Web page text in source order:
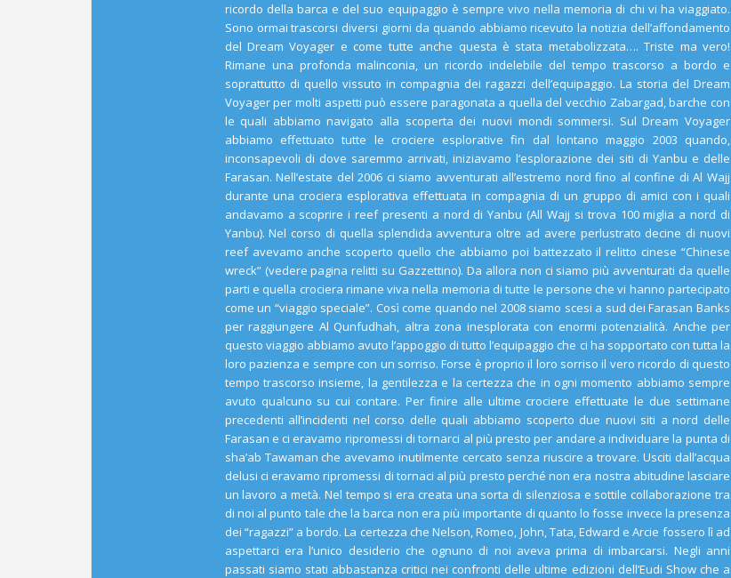
ricordo della barca e del suo equipaggio è sempre vivo nella memoria di chi vi ha viaggiato.
Sono ormai trascorsi diversi giorni da quando abbiamo ricevuto la notizia dell’affondamento
del Dream Voyager e come tutte anche questa è stata metabolizzata…. Triste ma vero!
Rimane una profonda malinconia, un ricordo indelebile del tempo trascorso a bordo e
soprattutto di quello vissuto in compagnia dei ragazzi dell’equipaggio. La storia del Dream
Voyager per molti aspetti può essere paragonata a quella del vecchio Zabargad, barche con
le quali abbiamo navigato alla scoperta dei nuovi mondi sommersi. Sul Dream Voyager
abbiamo effettuato tutte le crociere esplorative fin dal lontano maggio 2003 quando,
inconsapevoli di dove saremmo arrivati, iniziavamo l’esplorazione dei siti di Yanbu e delle
Farasan. Nell’estate del 2006 ci siamo avventurati all’estremo nord fino al confine di Al Wajj
durante una crociera esplorativa effettuata in compagnia di un gruppo di amici con i quali
andavamo a scoprire i reef presenti a nord di Yanbu (All Wajj si trova 100 miglia a nord di
Yanbu). Nel corso di quella splendida avventura oltre ad avere perlustrato decine di nuovi
reef avevamo anche scoperto quello che abbiamo poi battezzato il relitto cinese “Chinese
wreck” (vedere pagina relitti su Gazzettino). Da allora non ci siamo più avventurati da quelle
parti e quella crociera rimane viva nella memoria di tutte le persone che vi hanno partecipato
come un “viaggio speciale”. Così come quando nel 2008 siamo scesi a sud dei Farasan Banks
per raggiungere Al Qunfudhah, altra zona inesplorata con enormi potenzialità. Anche per
questo viaggio abbiamo avuto l’appoggio di tutto l’equipaggio che ci ha sopportato con tutta la
loro pazienza e sempre con un sorriso. Forse è proprio il loro sorriso il vero ricordo di questo
tempo trascorso insieme, la gentilezza e la certezza che in ogni momento abbiamo sempre
avuto qualcuno su cui contare. Per finire alle ultime crociere effettuate le due settimane
precedenti all’incidenti nel corso delle quali abbiamo scoperto due nuovi siti a nord delle
Farasan e ci eravamo ripromessi di tornarci al più presto per andare a individuare la punta di
sha’ab Tawaman che avevamo inutilmente cercato senza riuscire a trovare. Usciti dall’acqua
delusi ci eravamo ripromessi di tornaci al più presto perché non era nostra abitudine lasciare
un lavoro a metà. Nel tempo si era creata una sorta di silenziosa e sottile collaborazione tra
di noi al punto tale che la barca non era più importante di quanto lo fosse invece la presenza
dei “ragazzi” a bordo. La certezza che Nelson, Romeo, John, Tata, Edward e Arcie fossero lì ad
aspettarci era l’unico desiderio che ognuno di noi aveva prima di imbarcarsi. Negli anni
passati siamo stati abbastanza critici nei confronti delle ultime edizioni dell’Eudi Show che a